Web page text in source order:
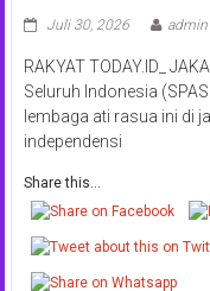
Juli 30, 2026 admin
RAKYAT TODAY.ID_
Seluruh Indonesia
lembaga ati rasua ini di
independensi
Share this...